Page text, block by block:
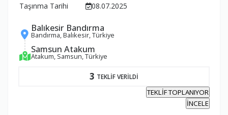
Taşınma Tarihi
08.07.2025
Balıkesir Bandırma
Bandırma, Balıkesir, Türkiye
Samsun Atakum
Atakum, Samsun, Türkiye
3 TEKLİF VERİLDİ
TEKLİF TOPLANIYOR
İNCELE